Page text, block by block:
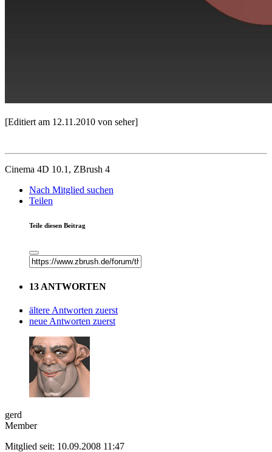
[Editiert am 12.11.2010 von seher]
Cinema 4D 10.1, ZBrush 4
Nach Mitglied suchen
Teilen
Teile diesen Beitrag
13 ANTWORTEN
ältere Antworten zuerst
neue Antworten zuerst
gerd
Member
Mitglied seit: 10.09.2008 11:47